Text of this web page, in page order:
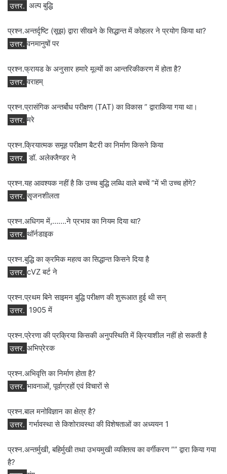
उत्तर. अल्‍प बुद्धि
प्रश्न.अन्तर्दृष्टि (सूझ) द्वारा सीखने के सिद्धान्त में कोहलर ने प्रयोग किया था?
उत्तर. वनमानुषों पर
प्रश्न.फ्रायड के अनुसार हमारे मूल्यों का आन्तरिकीकरण में होता है?
उत्तर. वराहम्
प्रश्न.प्रासंगिक अन्तर्बोध परीक्षण (TAT) का विकास ” द्वाराकिया गया था।
उत्तर. मरे
प्रश्न.क्रियात्‍मक समूह परीक्षण बैटरी का निर्माण किसने किया
उत्तर. डॉ. अलेक्‍जैण्‍डर ने
प्रश्न.यह आवश्यक नहीं है कि उच्च बुद्धि लब्धि वाले बच्चें ”में भी उच्च होंगे?
उत्तर. सृजनशीलता
प्रश्न.अधिगम में,…….ने प्रभाव का नियम दिया था?
उत्तर. थॉर्नडाइक
प्रश्न.बुद्धि का क्रमिक महत्‍व का सिद्धान्‍त किसने दिया है
उत्तर. cVZ बर्ट ने
प्रश्न.प्रथम बिने साइमन बुद्धि परीक्षण की शुरूआत हुई थी सन्
उत्तर. 1905 में
प्रश्न.प्रेरणा की प्रक्रिया किसकी अनुपस्थिति में क्रियाशील नहीं हो सकती है
उत्तर. अभिप्रेरक
प्रश्न.अभिवृत्ति का निर्माण होता है?
उत्तर. भावनाओं, पूर्वाग्रहों एवं विचारों से
प्रश्न.बाल मनोविज्ञान का क्षेत्र है?
उत्तर. गर्भावस्था से किशोरावस्था की विशेषताओं का अध्ययन 1
प्रश्न.अन्तर्मुखी, बहिर्मुखी तथा उभयमुखी व्यक्तित्व का वर्गीकरण ”” द्वारा किया गया
है?